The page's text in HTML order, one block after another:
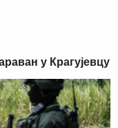
у Крагујевцу